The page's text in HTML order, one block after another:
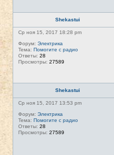
Shekastui
Ср ноя 15, 2017 18:28 pm
Форум: Электрика
Тема: Помогите с радио
Ответы: 28
Просмотры: 27589
Shekastui
Ср ноя 15, 2017 13:53 pm
Форум: Электрика
Тема: Помогите с радио
Ответы: 28
Просмотры: 27589